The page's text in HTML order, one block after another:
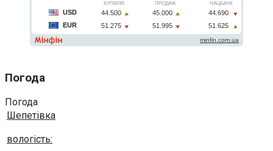
Погода
Погода
Шепетівка
вологість: